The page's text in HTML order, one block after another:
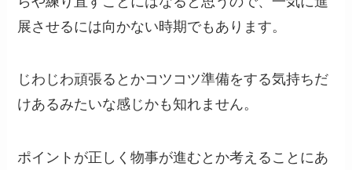
展させるには向かない時期でもあります。
じわじわ頑張るとかコツコツ準備をする気持ちだ
けあるみたいな感じかも知れません。
ポイントが正しく物事が進むとか考えることにあ